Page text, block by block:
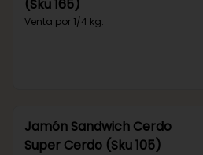
(Sku 165)
Venta por 1/4 kg.
Jamón Sandwich Cerdo
Super Cerdo (Sku 105)